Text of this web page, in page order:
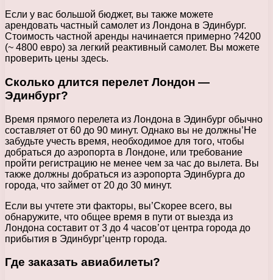
Если у вас большой бюджет, вы также можете
арендовать частный самолет из Лондона в Эдинбург.
Стоимость частной аренды начинается примерно ?4200
(~ 4800 евро) за легкий реактивный самолет. Вы можете
проверить цены здесь.
Сколько длится перелет Лондон —
Эдинбург?
Время прямого перелета из Лондона в Эдинбург обычно
составляет от 60 до 90 минут. Однако вы не должны’Не
забудьте учесть время, необходимое для того, чтобы
добраться до аэропорта в Лондоне, или требование
пройти регистрацию не менее чем за час до вылета. Вы
также должны добраться из аэропорта Эдинбурга до
города, что займет от 20 до 30 минут.
Если вы учтете эти факторы, вы’Скорее всего, вы
обнаружите, что общее время в пути от выезда из
Лондона составит от 3 до 4 часов’от центра города до
прибытия в Эдинбург’центр города.
Где заказать авиабилеты?